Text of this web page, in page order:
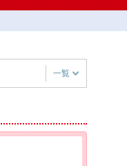
一覧